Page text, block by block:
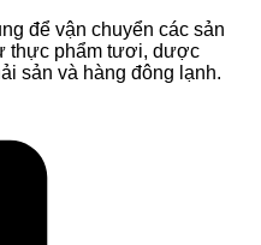
để vận chuyển các sản
thực phẩm tươi, dược
sản và hàng đông lạnh.